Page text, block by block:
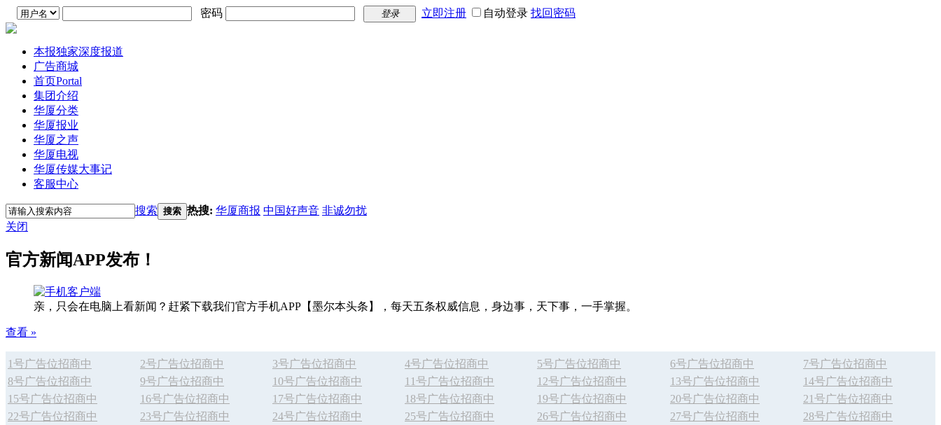
密码 登录 立即注册 自动登录 找回密码
本报独家深度报道
广告商城
首页Portal
集团介绍
华厦分类
华厦报业
华厦之声
华厦电视
华厦传媒大事记
客服中心
搜索 搜索 热搜: 华厦商报 中国好声音 非诚勿扰
关闭
官方新闻APP发布！
亲，只会在电脑上看新闻？赶紧下载我们官方手机APP【墨尔本头条】，每天五条权威信息，身边事，天下事，一手掌握。
查看 »
1号广告位招商中 2号广告位招商中 3号广告位招商中 4号广告位招商中 5号广告位招商中 6号广告位招商中
7号广告位招商中
8号广告位招商中
9号广告位招商中 10号广告位招商中 11号广告位招商中 12号广告位招商中 13号广告位招商中
14号广告位招商中
15号广告位招商中
16号广告位招商中 17号广告位招商中 18号广告位招商中 19号广告位招商中 20号广告位招商中
21号广告位招商中
22号广告位招商中
23号广告位招商中 24号广告位招商中 25号广告位招商中 26号广告位招商中 27号广告位招商中
28号广告位招商中